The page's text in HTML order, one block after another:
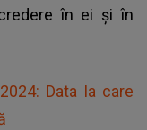
în ei și în
Data la care